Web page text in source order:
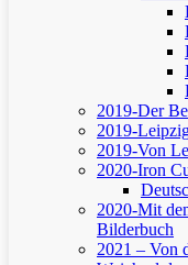
2019-Der
2019-
2019-Von
2020-Iron
2020-Mit
Bilderbuch
2021 – Von